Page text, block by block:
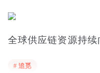
全球供应链资源持
月，追觅洗地机已
# 追觅